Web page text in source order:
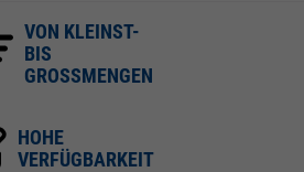
VON KLEINST-
BIS
GROSSMENGEN
HOHE
VERFÜGBARKEIT